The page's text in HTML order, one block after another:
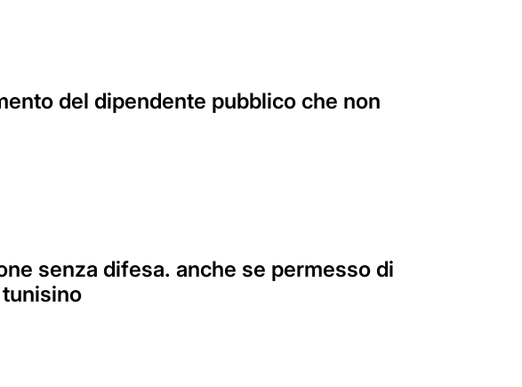
del dipendente pubblico che non
senza difesa. anche se permesso di